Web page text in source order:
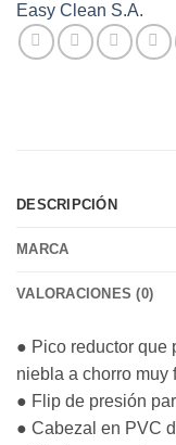
Easy Clean S.A.
DESCRIPCIÓN
MARCA
VALORACIONES (0)
● Pico reductor que
niebla a chorro muy
● Flip de presión
● Cabezal en PVC